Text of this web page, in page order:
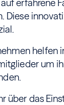
erfahrene
Diese
helfen
um
über das